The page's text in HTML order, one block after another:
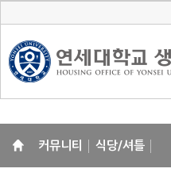
커뮤니티 식당/셔틀